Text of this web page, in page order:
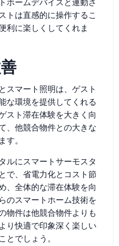
ホームデバイスと連動さ
トは直感的に操作するこ
利に楽しくしてくれま
スマート照明は、ゲスト
な環境を提供してくれる
スト滞在体験を大きく向
、他競合物件との大きな
。
ルにスマートサーモスタ
で、省電力化とコスト節
、全体的な滞在体験を向
のスマートホーム技術を
物件は他競合物件よりも
り快適で印象深く楽しい
でしょう。